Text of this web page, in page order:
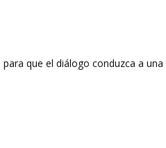
que el diálogo conduzca a